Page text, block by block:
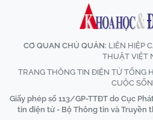
CƠ QUAN CHỦ QUẢN: LIÊN HIỆP
THUẬT VIỆT
TRANG THÔNG TIN ĐIỆN TỬ TỔNG
CUỘC
Giấy phép số 113/GP-TTĐT do Cục
tin điện tử - Bộ Thông tin và Truyền